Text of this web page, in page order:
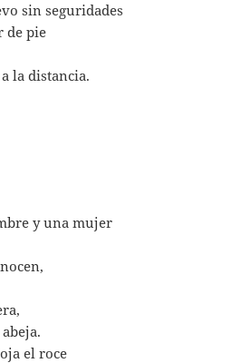
sin seguridades
de pie
la distancia.
y una mujer
el roce